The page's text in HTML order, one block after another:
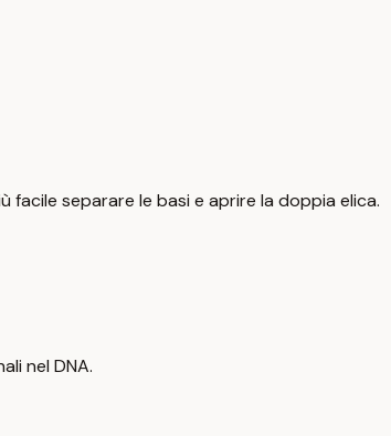
facile separare le basi e aprire la doppia elica.
nel DNA.